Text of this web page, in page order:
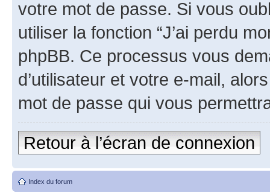
votre mot de passe. Si vous
utiliser la fonction “J’ai perdu
phpBB. Ce processus vous
d’utilisateur et votre e-mail,
mot de passe qui vous
Retour à l’écran de connexion
Index du forum